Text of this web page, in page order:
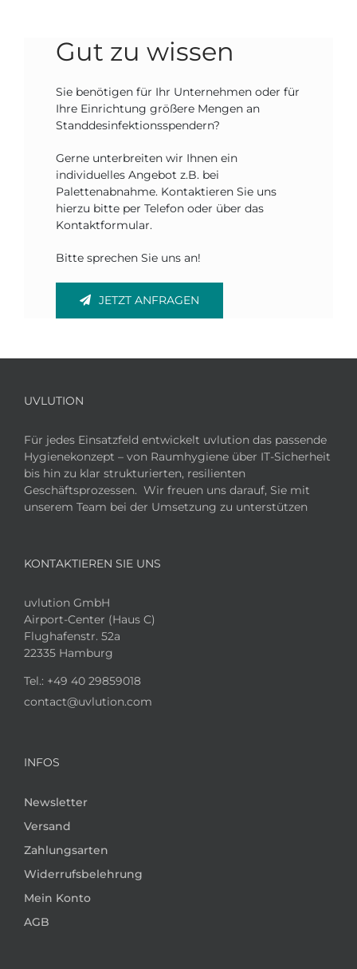
Gut zu wissen
Sie benötigen für Ihr Unternehmen oder für
Ihre Einrichtung größere Mengen an
Standdesinfektionsspendern?
Gerne unterbreiten wir Ihnen ein
individuelles Angebot z.B. bei
Palettenabnahme. Kontaktieren Sie uns
hierzu bitte per Telefon oder über das
Kontaktformular.
Bitte sprechen Sie uns an!
JETZT ANFRAGEN
UVLUTION
Für jedes Einsatzfeld entwickelt uvlution das passende
Hygienekonzept – von Raumhygiene über IT-Sicherheit
bis hin zu klar strukturierten, resilienten
Geschäftsprozessen. Wir freuen uns darauf, Sie mit
unserem Team bei der Umsetzung zu unterstützen
KONTAKTIEREN SIE UNS
uvlution GmbH
Airport-Center (Haus C)
Flughafenstr. 52a
22335 Hamburg
Tel.: +49 40 29859018
contact@uvlution.com
INFOS
Newsletter
Versand
Zahlungsarten
Widerrufsbelehrung
Mein Konto
AGB